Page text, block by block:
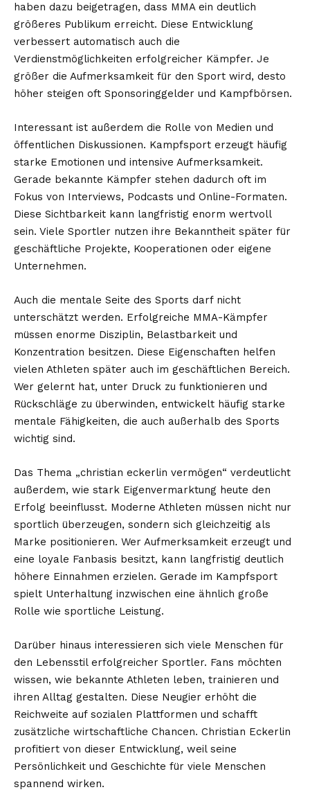
haben dazu beigetragen, dass MMA ein deutlich
größeres Publikum erreicht. Diese Entwicklung
verbessert automatisch auch die
Verdienstmöglichkeiten erfolgreicher Kämpfer. Je
größer die Aufmerksamkeit für den Sport wird, desto
höher steigen oft Sponsoringgelder und Kampfbörsen.
Interessant ist außerdem die Rolle von Medien und
öffentlichen Diskussionen. Kampfsport erzeugt häufig
starke Emotionen und intensive Aufmerksamkeit.
Gerade bekannte Kämpfer stehen dadurch oft im
Fokus von Interviews, Podcasts und Online-Formaten.
Diese Sichtbarkeit kann langfristig enorm wertvoll
sein. Viele Sportler nutzen ihre Bekanntheit später für
geschäftliche Projekte, Kooperationen oder eigene
Unternehmen.
Auch die mentale Seite des Sports darf nicht
unterschätzt werden. Erfolgreiche MMA-Kämpfer
müssen enorme Disziplin, Belastbarkeit und
Konzentration besitzen. Diese Eigenschaften helfen
vielen Athleten später auch im geschäftlichen Bereich.
Wer gelernt hat, unter Druck zu funktionieren und
Rückschläge zu überwinden, entwickelt häufig starke
mentale Fähigkeiten, die auch außerhalb des Sports
wichtig sind.
Das Thema „christian eckerlin vermögen“ verdeutlicht
außerdem, wie stark Eigenvermarktung heute den
Erfolg beeinflusst. Moderne Athleten müssen nicht nur
sportlich überzeugen, sondern sich gleichzeitig als
Marke positionieren. Wer Aufmerksamkeit erzeugt und
eine loyale Fanbasis besitzt, kann langfristig deutlich
höhere Einnahmen erzielen. Gerade im Kampfsport
spielt Unterhaltung inzwischen eine ähnlich große
Rolle wie sportliche Leistung.
Darüber hinaus interessieren sich viele Menschen für
den Lebensstil erfolgreicher Sportler. Fans möchten
wissen, wie bekannte Athleten leben, trainieren und
ihren Alltag gestalten. Diese Neugier erhöht die
Reichweite auf sozialen Plattformen und schafft
zusätzliche wirtschaftliche Chancen. Christian Eckerlin
profitiert von dieser Entwicklung, weil seine
Persönlichkeit und Geschichte für viele Menschen
spannend wirken.